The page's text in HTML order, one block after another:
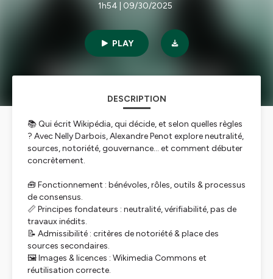
1h54 | 09/30/2025
PLAY
DESCRIPTION
📚 Qui écrit Wikipédia, qui décide, et selon quelles règles
? Avec Nelly Darbois, Alexandre Penot explore neutralité,
sources, notoriété, gouvernance… et comment débuter
concrètement.
🧰 Fonctionnement : bénévoles, rôles, outils & processus
de consensus.
📏 Principes fondateurs : neutralité, vérifiabilité, pas de
travaux inédits.
📝 Admissibilité : critères de notoriété & place des
sources secondaires.
🖼️ Images & licences : Wikimedia Commons et
réutilisation correcte.